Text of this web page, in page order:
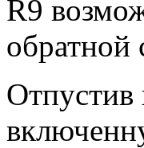
R9
обратной
Отпустив